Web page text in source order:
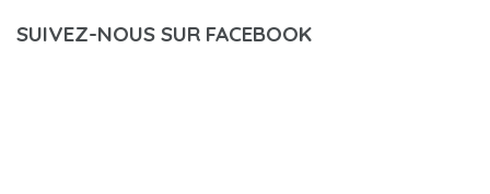
SUIVEZ-NOUS SUR FACEBOOK